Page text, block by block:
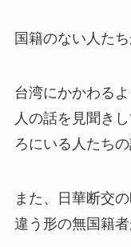
国籍のない人た
台湾にかかわる
人の話を見聞き
ろにいる人たち
また、日華断交
違う形の無国籍者